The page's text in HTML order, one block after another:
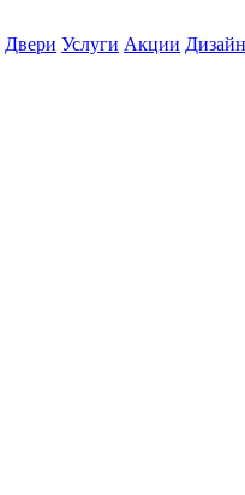
Двери Услуги Акции